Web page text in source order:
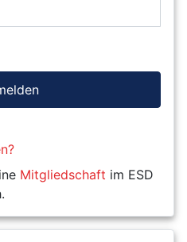
Mitgliedschaft im ESD